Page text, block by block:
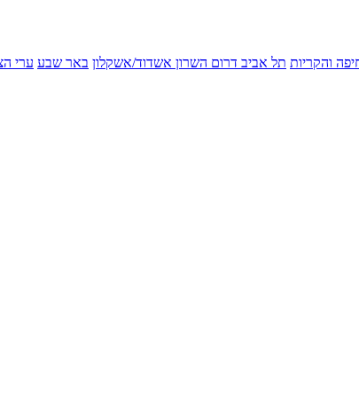
והקריות תל אביב דרום השרון אשדוד/אשקלון באר שבע ערי